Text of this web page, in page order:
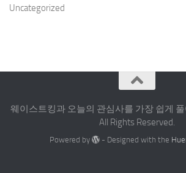
Uncategorized
웨이스트킹과 오늘의 관심사를 가장 쉽게
All Rights Reserved.
Powered by - Designed with the